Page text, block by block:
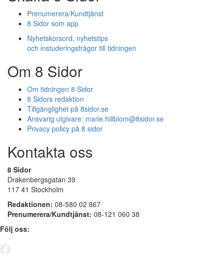
Prenumerera/Kundtjänst
8 Sidor som app
Nyhetskorsord, nyhetstips
och instuderingsfrågor till tidningen
Om 8 Sidor
Om tidningen 8 Sidor
8 Sidors redaktion
Tillgänglighet på 8sidor.se
Ansvarig utgivare: marie.hillblom@8sidor.se
Privacy policy på 8 sidor
Kontakta oss
8 Sidor
Drakenbergsgatan 39
117 41 Stockholm
Redaktionen: 08-580 02 867
Prenumerera/Kundtjänst: 08-121 060 38
Följ oss: